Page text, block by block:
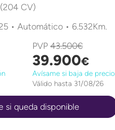
CV)
• Automático • 6.532Km.
PVP43.500€
39.900€
Avísame si baja de precio
Válido hasta 31/08/26
si queda disponible